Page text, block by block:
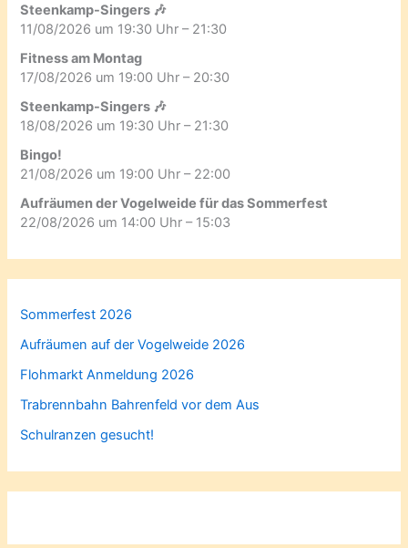
Steenkamp-Singers 🎶
11/08/2026 um 19:30 Uhr – 21:30
Fitness am Montag
17/08/2026 um 19:00 Uhr – 20:30
Steenkamp-Singers 🎶
18/08/2026 um 19:30 Uhr – 21:30
Bingo!
21/08/2026 um 19:00 Uhr – 22:00
Aufräumen der Vogelweide für das Sommerfest
22/08/2026 um 14:00 Uhr – 15:03
Sommerfest 2026
Aufräumen auf der Vogelweide 2026
Flohmarkt Anmeldung 2026
Trabrennbahn Bahrenfeld vor dem Aus
Schulranzen gesucht!